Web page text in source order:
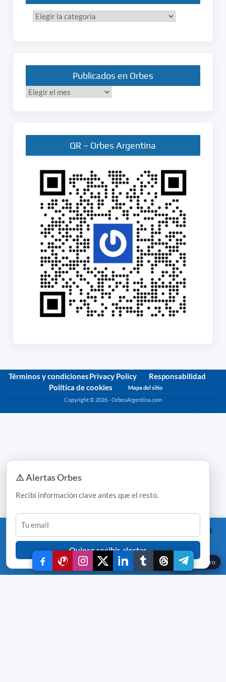
Categorías
Publicados en Orbes
Publicados
QR – Orbes Argentina
Términos y condicionesPrivacy Policy
Responsabilidad
Política de cookies
Mapa del sitio
Copyright © 2026 - OrbesArgentina.com
This website uses cookies to improve your experience. We'll
assume you're ok with this, but you can opt-out if you wish.
Accept Reject Read More
⚠️ Alertas Orbes
Recibí información clave antes que el resto.
Quiero recibir alertas
☾Modo oscuro